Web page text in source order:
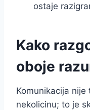
ostaje
Kako
oboje
Komunikacija
nekolicinu; to je